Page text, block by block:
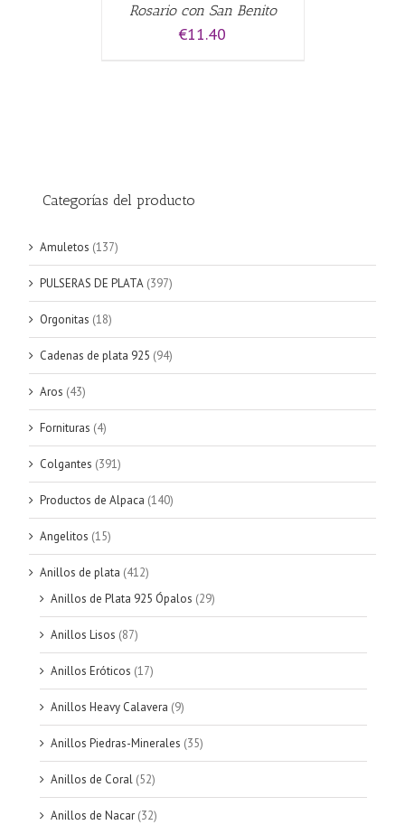
Rosario con San Benito
€11.40
Categorías del producto
Amuletos (137)
PULSERAS DE PLATA (397)
Orgonitas (18)
Cadenas de plata 925 (94)
Aros (43)
Fornituras (4)
Colgantes (391)
Productos de Alpaca (140)
Angelitos (15)
Anillos de plata (412)
Anillos de Plata 925 Ópalos (29)
Anillos Lisos (87)
Anillos Eróticos (17)
Anillos Heavy Calavera (9)
Anillos Piedras-Minerales (35)
Anillos de Coral (52)
Anillos de Nacar (32)